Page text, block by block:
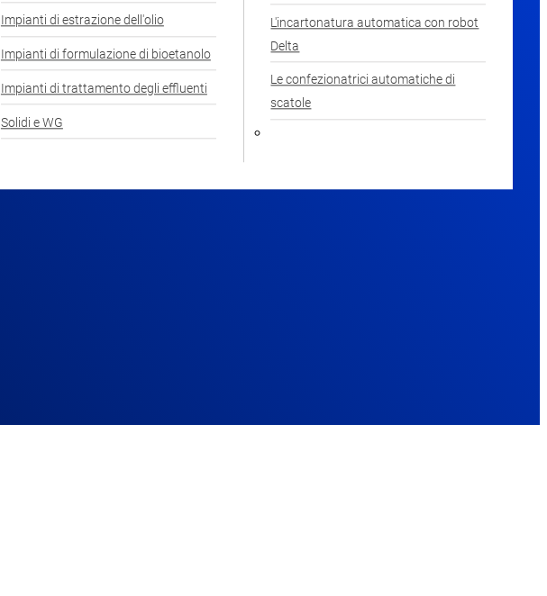
Impianti di estrazione dell'olio
Impianti di formulazione di bioetanolo
Impianti di trattamento degli effluenti
Solidi e WG
L'incartonatura automatica con robot
Delta
Le confezionatrici automatiche di
scatole